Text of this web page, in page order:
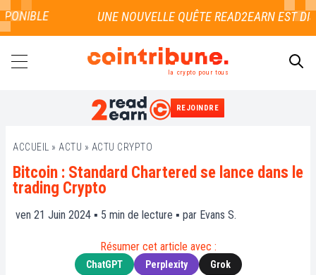
la crypto pour tous
REJOINDRE
ACCUEIL » ACTU » ACTU CRYPTO
Bitcoin : Standard Chartered se lance dans le
trading Crypto
ven 21 Juin 2024 ▪ 5 min de lecture ▪ par Evans S.
Résumer cet article avec :
ChatGPT Perplexity Grok